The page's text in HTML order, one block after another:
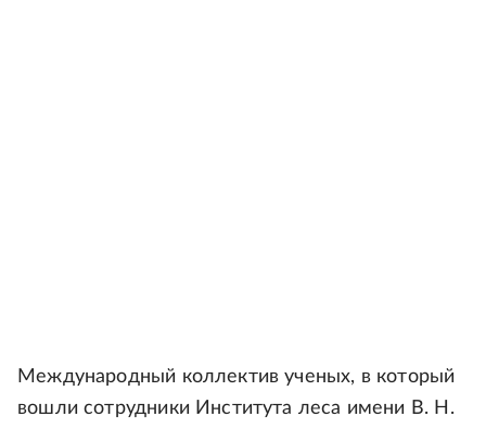
Международный коллектив ученых, в который
вошли сотрудники Института леса имени В. Н.